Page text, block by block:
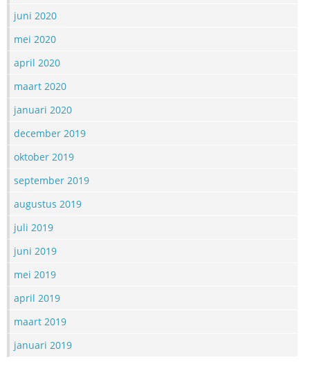
juni 2020
mei 2020
april 2020
maart 2020
januari 2020
december 2019
oktober 2019
september 2019
augustus 2019
juli 2019
juni 2019
mei 2019
april 2019
maart 2019
januari 2019